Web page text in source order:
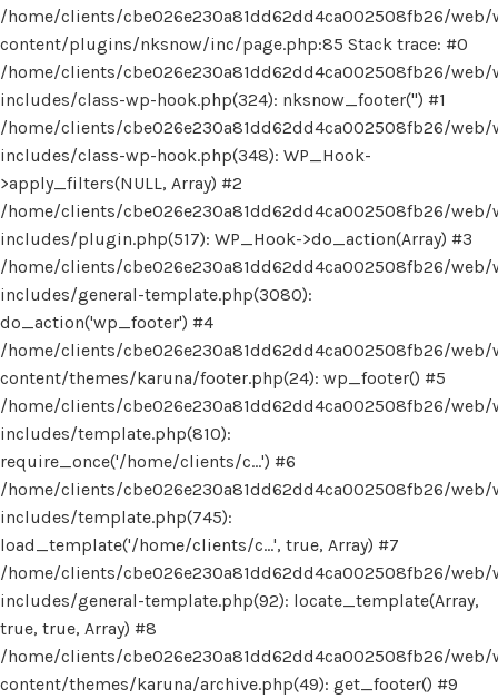
/home/clients/cbe026e230a81dd62dd4ca002508fb26/web/
content/plugins/nksnow/inc/page.php:85 Stack trace: #0
/home/clients/cbe026e230a81dd62dd4ca002508fb26/web/
includes/class-wp-hook.php(324): nksnow_footer('') #1
/home/clients/cbe026e230a81dd62dd4ca002508fb26/web/
includes/class-wp-hook.php(348): WP_Hook-
>apply_filters(NULL, Array) #2
/home/clients/cbe026e230a81dd62dd4ca002508fb26/web/
includes/plugin.php(517): WP_Hook->do_action(Array) #3
/home/clients/cbe026e230a81dd62dd4ca002508fb26/web/
includes/general-template.php(3080):
do_action('wp_footer') #4
/home/clients/cbe026e230a81dd62dd4ca002508fb26/web/
content/themes/karuna/footer.php(24): wp_footer() #5
/home/clients/cbe026e230a81dd62dd4ca002508fb26/web/
includes/template.php(810):
require_once('/home/clients/c...') #6
/home/clients/cbe026e230a81dd62dd4ca002508fb26/web/
includes/template.php(745):
load_template('/home/clients/c...', true, Array) #7
/home/clients/cbe026e230a81dd62dd4ca002508fb26/web/
includes/general-template.php(92): locate_template(Array,
true, true, Array) #8
/home/clients/cbe026e230a81dd62dd4ca002508fb26/web/
content/themes/karuna/archive.php(49): get_footer() #9